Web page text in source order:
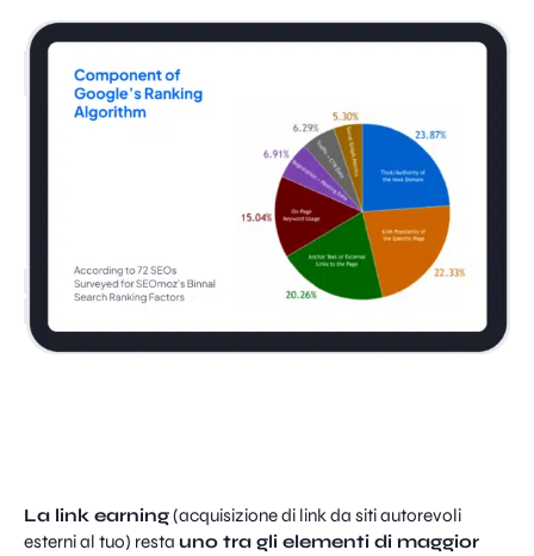
La link earning(acquisizione di link da siti autorevoli
esterni al tuo) resta uno tra gli elementi di maggior